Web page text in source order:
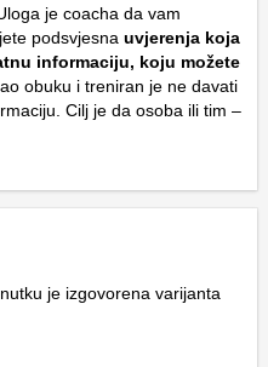
je coacha da vam
podsvjesna uvjerenja koja
informaciju, koju možete
obuku i treniran je ne davati
Cilj je da osoba ili tim –
je izgovorena varijanta